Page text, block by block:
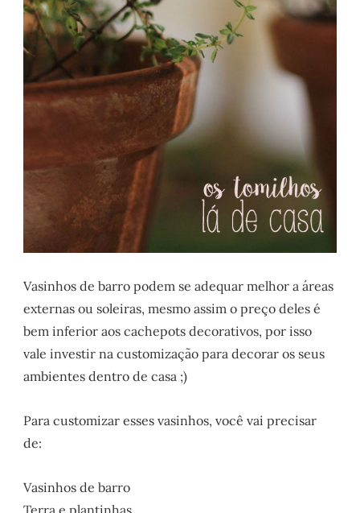
Vasinhos de barro podem se adequar melhor a áreas
externas ou soleiras, mesmo assim o preço deles é
bem inferior aos cachepots decorativos, por isso
vale investir na customização para decorar os seus
ambientes dentro de casa ;)
Para customizar esses vasinhos, você vai precisar
de:
Vasinhos de barro